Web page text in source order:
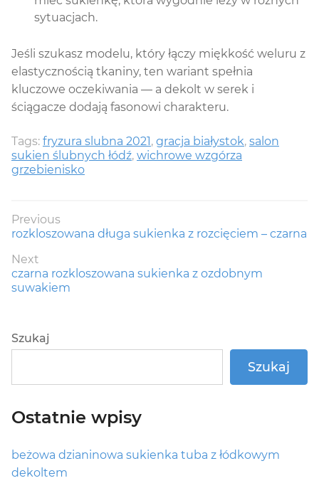
sytuacjach.
Jeśli szukasz modelu, który łączy miękkość weluru z
elastycznością tkaniny, ten wariant spełnia
kluczowe oczekiwania — a dekolt w serek i
ściągacze dodają fasonowi charakteru.
Tags: fryzura slubna 2021 , gracja białystok, salon
sukien ślubnych łódź, wichrowe wzgórza
grzebienisko
Nawigacja
wpisu
Previous
Previous
rozkloszowana długa sukienka z rozcięciem – czarna
Next
Next
post:
czarna rozkloszowana sukienka z ozdobnym
suwakiem
Szukaj
Szukaj
Ostatnie wpisy
beżowa dzianinowa sukienka tuba z łódkowym
dekoltem